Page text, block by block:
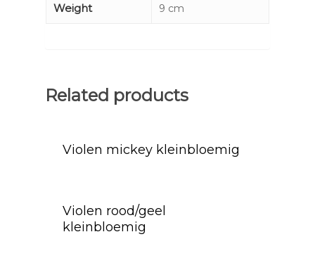
Weight 9 cm
Related products
Violen mickey kleinbloemig
Violen rood/geel
kleinbloemig